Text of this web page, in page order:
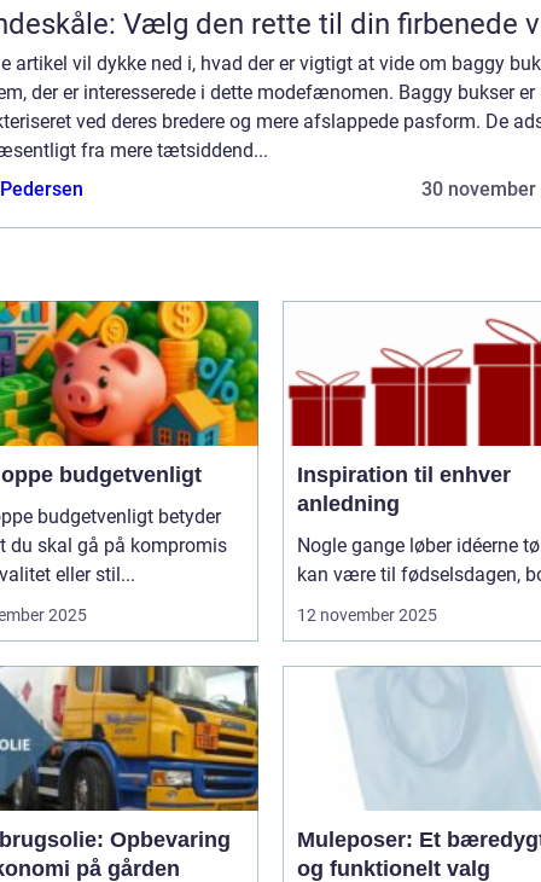
Vælg den rette til din firbenede
artikel vil dykke ned i, hvad der er vigtigt at vide om baggy
der er interesserede i dette modefænomen. Baggy bukser er
ved deres bredere og mere afslappede pasform. De
fra mere tætsiddend...
30 november
budgetvenligt
budgetvenligt betyder
du skal gå på kompromis
eller stil...
2025
Inspiration til enhver
anledning
Nogle gange løber idéerne
kan være til fødselsdagen,
12 november 2025
Opbevaring
på gården
Muleposer: Et
og funktionelt valg